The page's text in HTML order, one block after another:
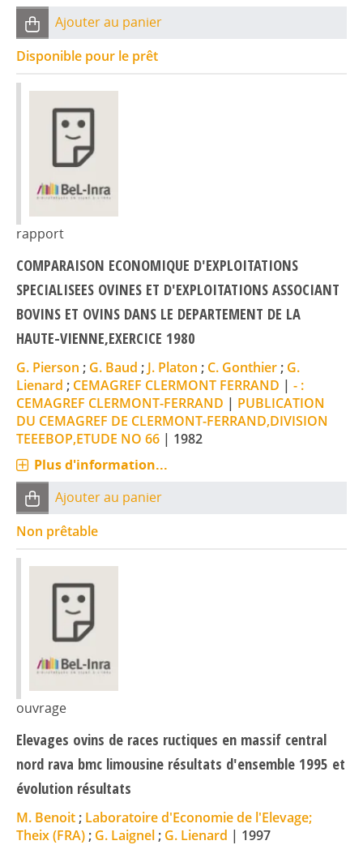
Ajouter au panier
Disponible pour le prêt
rapport
COMPARAISON ECONOMIQUE D'EXPLOITATIONS
SPECIALISEES OVINES ET D'EXPLOITATIONS ASSOCIANT
BOVINS ET OVINS DANS LE DEPARTEMENT DE LA
HAUTE-VIENNE,EXERCICE 1980
G. Pierson ; G. Baud ; J. Platon ; C. Gonthier ; G.
Lienard ; CEMAGREF CLERMONT FERRAND | - :
CEMAGREF CLERMONT-FERRAND | PUBLICATION
DU CEMAGREF DE CLERMONT-FERRAND,DIVISION
TEEEBOP,ETUDE NO 66 | 1982
Plus d'information...
Ajouter au panier
Non prêtable
ouvrage
Elevages ovins de races ructiques en massif central
nord rava bmc limousine résultats d'ensemble 1995 et
évolution résultats
M. Benoit ; Laboratoire d'Economie de l'Elevage;
Theix (FRA) ; G. Laignel ; G. Lienard | 1997